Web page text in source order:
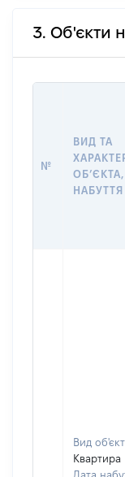
3. Об'єкти
№
ВИД ТА
Вид
Квартира
Дата